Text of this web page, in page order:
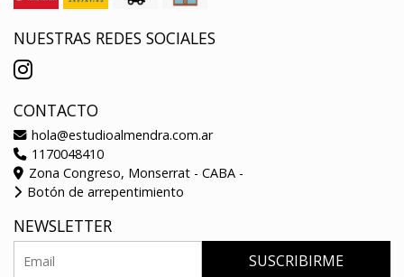
NUESTRAS REDES SOCIALES
CONTACTO
hola@estudioalmendra.com.ar
1170048410
Zona Congreso, Monserrat - CABA -
Botón de arrepentimiento
NEWSLETTER
SUSCRIBIRME